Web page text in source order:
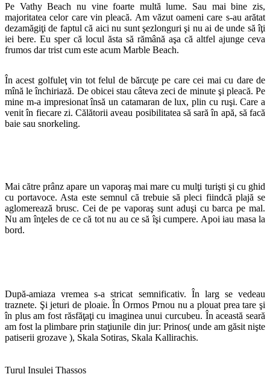
Pe Vathy Beach nu vine foarte multă lume. Sau mai bine zis,
majoritatea celor care vin pleacă. Am văzut oameni care s-au arătat
dezamăgiţi de faptul că aici nu sunt şezlonguri şi nu ai de unde să îţi
iei bere. Eu sper că locul ăsta să rămână aşa că altfel ajunge ceva
frumos dar trist cum este acum Marble Beach.
În acest golfuleţ vin tot felul de bărcuţe pe care cei mai cu dare de
mînă le închiriază. De obicei stau câteva zeci de minute şi pleacă. Pe
mine m-a impresionat însă un catamaran de lux, plin cu ruşi. Care a
venit în fiecare zi. Călătorii aveau posibilitatea să sară în apă, să facă
baie sau snorkeling.
Mai către prânz apare un vaporaş mai mare cu mulţi turişti şi cu ghid
cu portavoce. Asta este semnul că trebuie să pleci fiindcă plajă se
aglomerează brusc. Cei de pe vaporaş sunt aduşi cu barca pe mal.
Nu am înţeles de ce că tot nu au ce să îşi cumpere. Apoi iau masa la
bord.
După-amiaza vremea s-a stricat semnificativ. În larg se vedeau
traznete. Şi jeturi de ploaie. În Ormos Prnou nu a plouat prea tare şi
în plus am fost răsfăţaţi cu imaginea unui curcubeu. În această seară
am fost la plimbare prin staţiunile din jur: Prinos( unde am găsit nişte
patiserii grozave ), Skala Sotiras, Skala Kallirachis.
Turul Insulei Thassos